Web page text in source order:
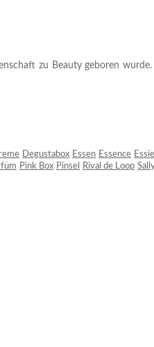
zu Beauty geboren
Degustabox Essen Essence Essie
Pink Box Pinsel Rival de Loop